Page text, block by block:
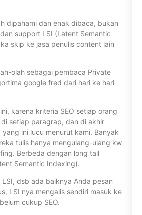
dipahami dan enak dibaca, bukan
support LSI (Latent Semantic
skip ke jasa penulis content lain
olah sebagai pembaca Private
google fred dari hari ke hari
karena kriteria SEO setiap orang
setiap paragrap, dan di akhir
ini lucu menurut kami. Banyak
tulis hanya mengulang-ulang kw
Berbeda dengan long tail
Semantic Indexing).
dsb ada baiknya Anda pesan
LSI nya mengalis sendiri masuk ke
cukup SEO.